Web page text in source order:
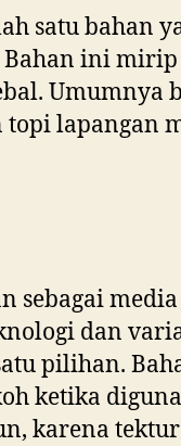
satu bahan
ini mirip
Umumnya
topi lapangan
sebagai media
dan
pilihan.
ketika
karena tektur